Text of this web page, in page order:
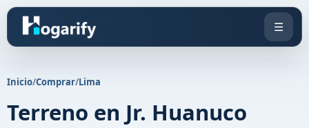
☰
Inicio/Comprar/Lima
Terreno en Jr. Huanuco